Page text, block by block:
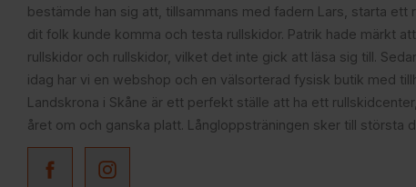
bestämde han sig att, tillsammans med fadern Lars, starta ett
dit folk kunde komma och testa rullskidor. Patrik hade märkt
rullskidor och rullskidor, vilket det inte gick att läsa sig till.
idag har vi en webshop och en välsorterad fysisk butik med
Landskrona i Skåne är ett perfekt ställe att ha ett
året om och ganska platt. Långloppsträningen sker till största